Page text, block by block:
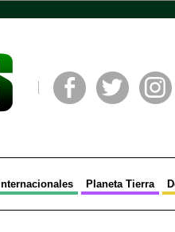
Internacionales Planeta Tierra